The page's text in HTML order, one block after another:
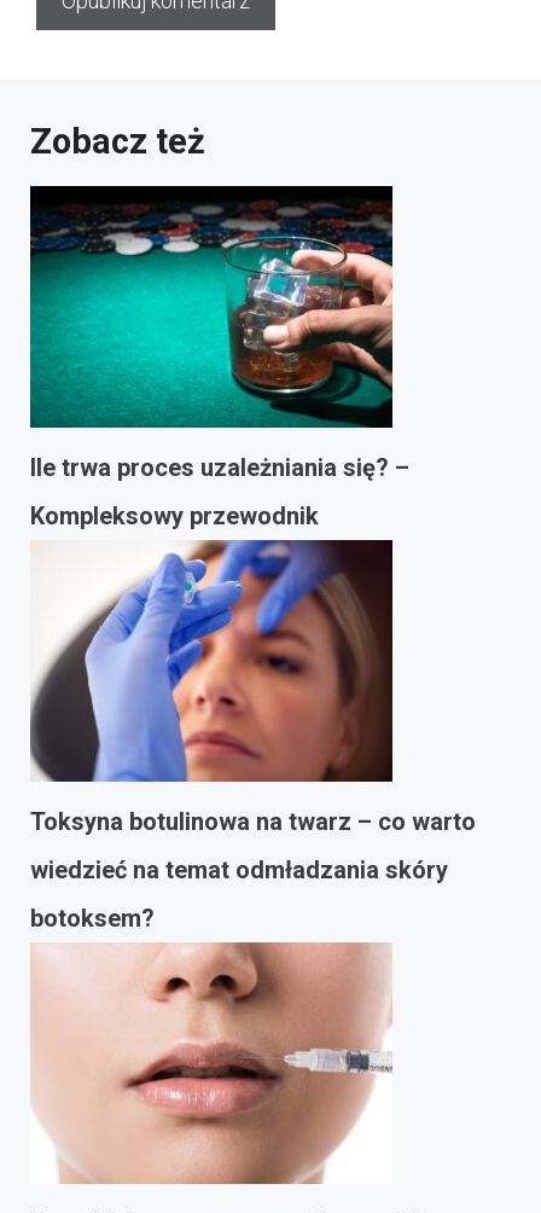
Zobacz też
Ile trwa proces uzależniania się? –
Kompleksowy przewodnik
Toksyna botulinowa na twarz – co warto
wiedzieć na temat odmładzania skóry
botoksem?